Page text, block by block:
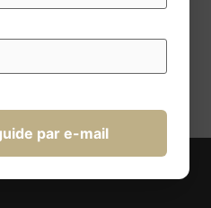
règlementation, vous disposez
de portabilité,
traitement et d’opposition au
être exercés à l’adresse
. Pour plus d’information
par e-mail